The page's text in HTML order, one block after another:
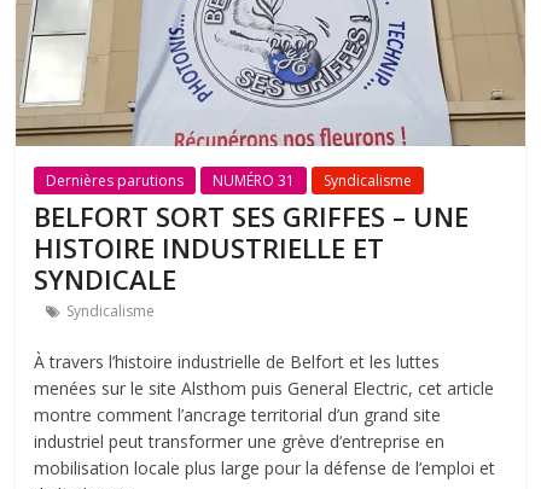
Dernières parutions NUMÉRO 31 Syndicalisme
BELFORT SORT SES GRIFFES – UNE
HISTOIRE INDUSTRIELLE ET
SYNDICALE
Syndicalisme
À travers l’histoire industrielle de Belfort et les luttes
menées sur le site Alsthom puis General Electric, cet article
montre comment l’ancrage territorial d’un grand site
industriel peut transformer une grève d’entreprise en
mobilisation locale plus large pour la défense de l’emploi et